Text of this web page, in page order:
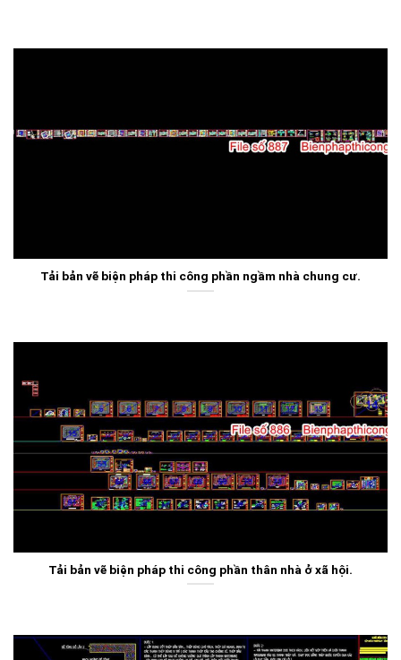
Tải bản vẽ biện pháp thi công phần ngầm nhà chung cư.
Tải bản vẽ biện pháp thi công phần thân nhà ở xã hội.